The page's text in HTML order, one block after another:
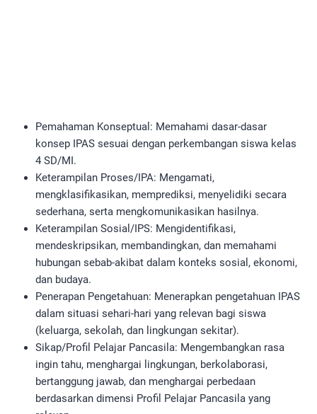
Pemahaman Konseptual: Memahami dasar-dasar
konsep IPAS sesuai dengan perkembangan siswa kelas
4 SD/MI.
Keterampilan Proses/IPA: Mengamati,
mengklasifikasikan, memprediksi, menyelidiki secara
sederhana, serta mengkomunikasikan hasilnya.
Keterampilan Sosial/IPS: Mengidentifikasi,
mendeskripsikan, membandingkan, dan memahami
hubungan sebab-akibat dalam konteks sosial, ekonomi,
dan budaya.
Penerapan Pengetahuan: Menerapkan pengetahuan IPAS
dalam situasi sehari-hari yang relevan bagi siswa
(keluarga, sekolah, dan lingkungan sekitar).
Sikap/Profil Pelajar Pancasila: Mengembangkan rasa
ingin tahu, menghargai lingkungan, berkolaborasi,
bertanggung jawab, dan menghargai perbedaan
berdasarkan dimensi Profil Pelajar Pancasila yang